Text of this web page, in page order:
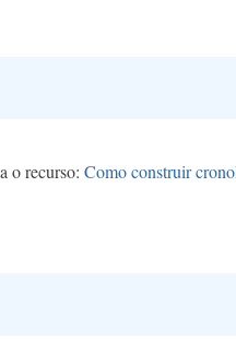
o recurso: Como construir